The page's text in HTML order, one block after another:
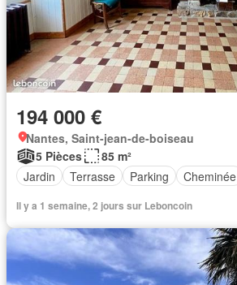
194 000 €
Nantes, Saint-jean-de-boiseau
5 Pièces
85 m²
Jardin
Terrasse Parking Cheminée
Il y a 1 semaine, 2 jours sur Leboncoin